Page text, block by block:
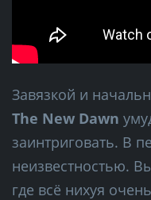
Завязкой и
The New Dawn
заинтриговать. В
неизвестностью.
где всё нихуя